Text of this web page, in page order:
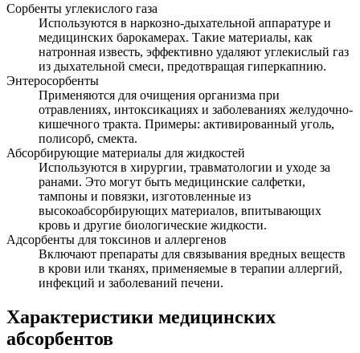
Сорбенты углекислого газа
Используются в наркозно-дыхательной аппаратуре и
медицинских барокамерах. Такие материалы, как
натронная известь, эффективно удаляют углекислый газ
из дыхательной смеси, предотвращая гиперкапнию.
Энтеросорбенты
Применяются для очищения организма при
отравлениях, интоксикациях и заболеваниях желудочно-
кишечного тракта. Примеры: активированный уголь,
полисорб, смекта.
Абсорбирующие материалы для жидкостей
Используются в хирургии, травматологии и уходе за
ранами. Это могут быть медицинские салфетки,
тампоны и повязки, изготовленные из
высокоабсорбирующих материалов, впитывающих
кровь и другие биологические жидкости.
Адсорбенты для токсинов и аллергенов
Включают препараты для связывания вредных веществ
в крови или тканях, применяемые в терапии аллергий,
инфекций и заболеваний печени.
Характеристики медицинских
абсорбентов